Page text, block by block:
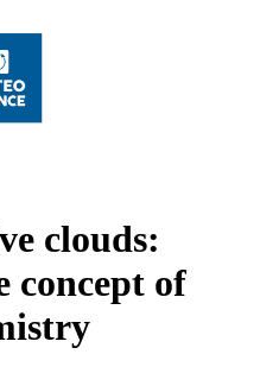
clouds:
concept of